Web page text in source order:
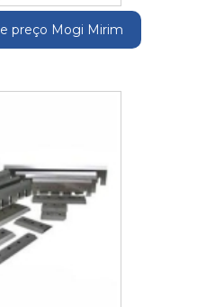
preço Mogi Mirim